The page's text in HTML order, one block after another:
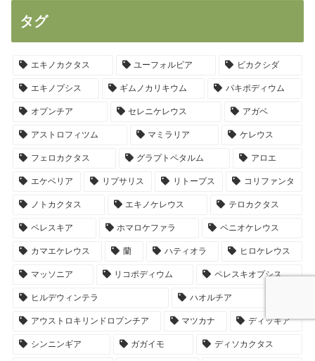
タグ
エキノカクタス ユーフォルビア ビカクシダ
エキノプシス ギムノカリキウム パキポディウム
オプンチア セレニケレウス アガベ
アストロフィツム マミラリア ケレウス
フェロカクタス グラプトペタルム アロエ
エケベリア リプサリス リトープス コリファンタ
ノトカクタス エキノケレウス テロカクタス
ペレスキア ホマロケファラ ペニオケレウス
カマエケレウス 蘭 ハティオラ ヒロケレウス
マッソニア リコポディウム ペレスキオプシス
ヒルデウィンテラ ハオルチア
アウストロキリンドロプンチア マツカナ ディッキア
シンニンギア ガガイモ ディソカクタス